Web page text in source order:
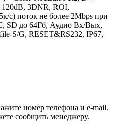
3DNR, ROI,
с) поток не более 2Mbps при
SD до 64Гб, Аудио Вх/Вых,
S/G, RESET&RS232, IP67,
номер телефона и e-mail.
сообщить менеджеру.